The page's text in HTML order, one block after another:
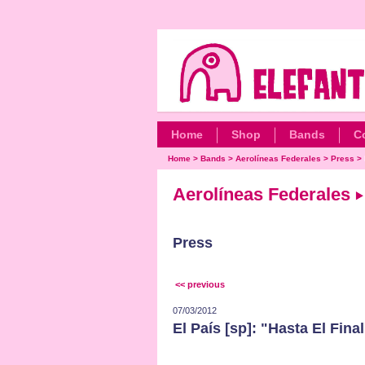
Home Shop Bands
Home> Bands > Aerolíneas Federales > Press >
Aerolíneas Federales
Press
<< previous
07/03/2012
El País [sp]: "Hasta El